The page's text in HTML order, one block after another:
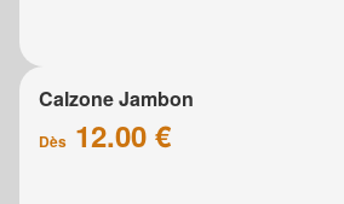
Calzone Jambon
Dès 12.00 €